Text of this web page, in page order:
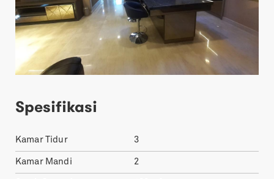
Spesifikasi
Kamar Tidur 3
Kamar Mandi 2